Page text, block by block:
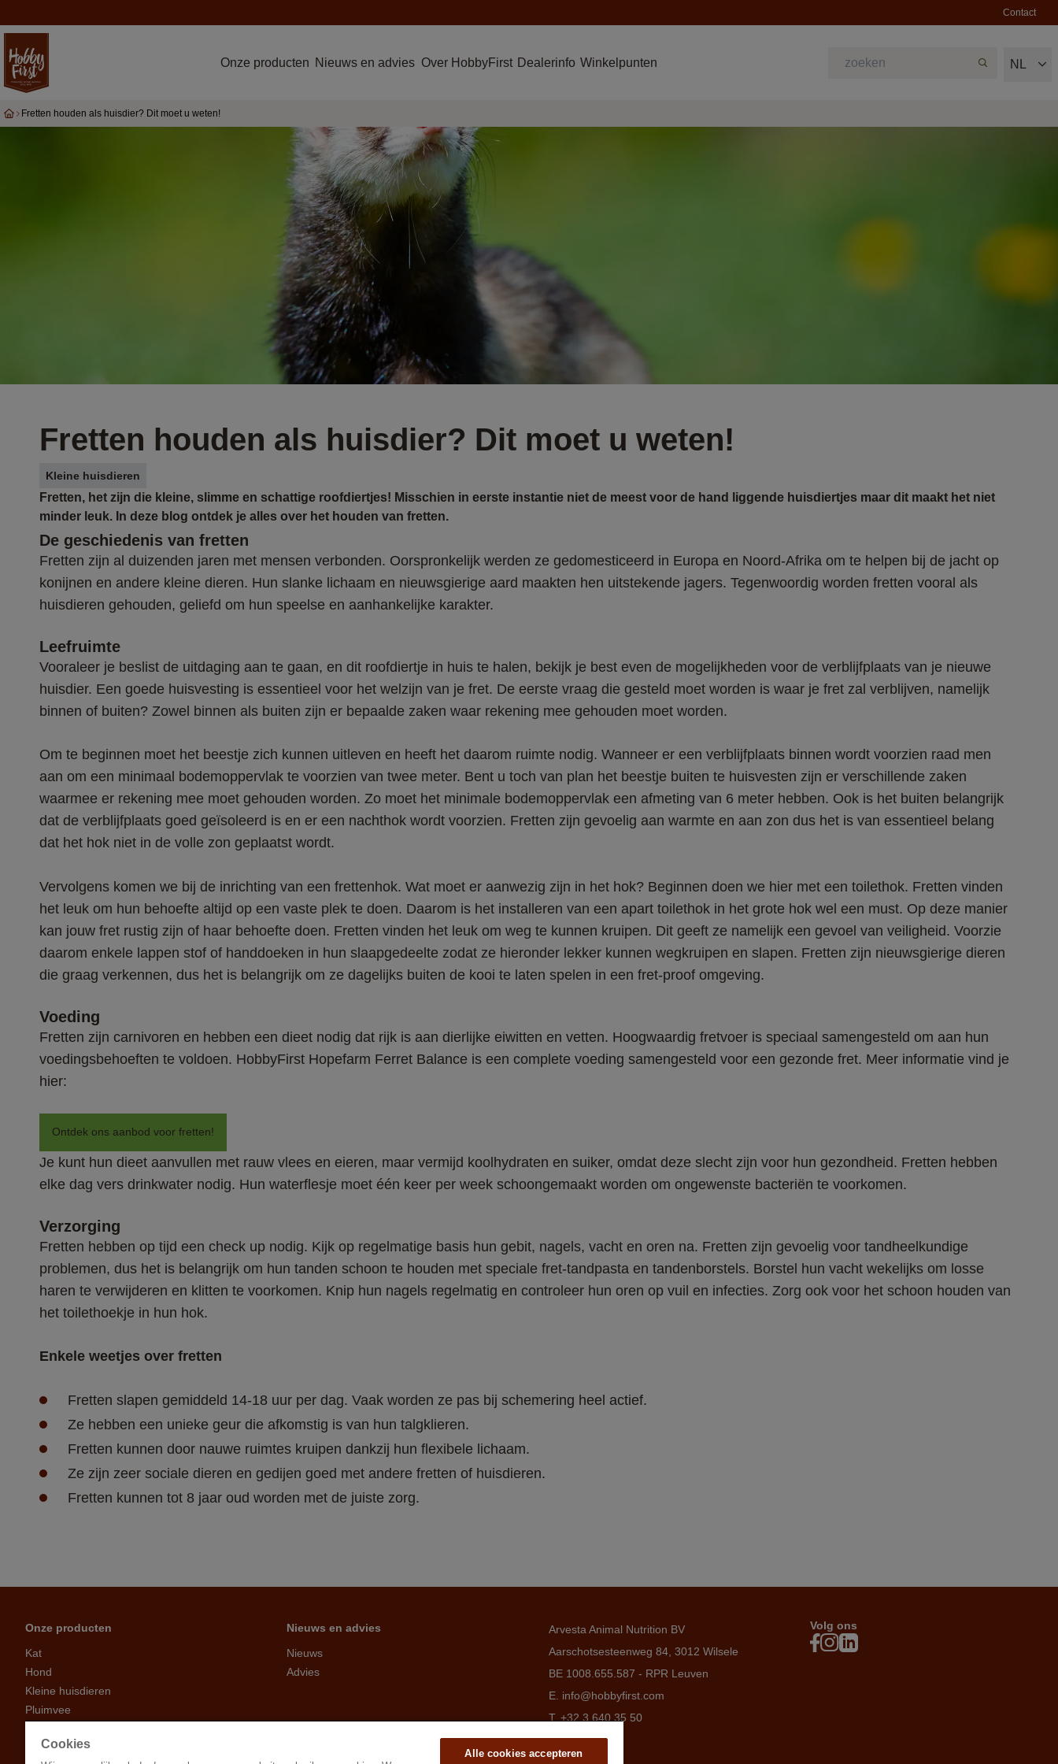
Contact
Onze producten Nieuws en advies Over HobbyFirst Dealerinfo Winkelpunten NL
Fretten houden als huisdier? Dit moet u weten!
Fretten houden als huisdier? Dit moet u weten!
Kleine huisdieren
Fretten, het zijn die kleine, slimme en schattige roofdiertjes! Misschien in eerste instantie niet de meest voor de hand liggende huisdiertjes maar dit maakt het niet
minder leuk. In deze blog ontdek je alles over het houden van fretten.
De geschiedenis van fretten
Fretten zijn al duizenden jaren met mensen verbonden. Oorspronkelijk werden ze gedomesticeerd in Europa en Noord-Afrika om te helpen bij de jacht op
konijnen en andere kleine dieren. Hun slanke lichaam en nieuwsgierige aard maakten hen uitstekende jagers. Tegenwoordig worden fretten vooral als
huisdieren gehouden, geliefd om hun speelse en aanhankelijke karakter.
Leefruimte
Vooraleer je beslist de uitdaging aan te gaan, en dit roofdiertje in huis te halen, bekijk je best even de mogelijkheden voor de verblijfplaats van je nieuwe
huisdier. Een goede huisvesting is essentieel voor het welzijn van je fret. De eerste vraag die gesteld moet worden is waar je fret zal verblijven, namelijk
binnen of buiten? Zowel binnen als buiten zijn er bepaalde zaken waar rekening mee gehouden moet worden.
Om te beginnen moet het beestje zich kunnen uitleven en heeft het daarom ruimte nodig. Wanneer er een verblijfplaats binnen wordt voorzien raad men
aan om een minimaal bodemoppervlak te voorzien van twee meter. Bent u toch van plan het beestje buiten te huisvesten zijn er verschillende zaken
waarmee er rekening mee moet gehouden worden. Zo moet het minimale bodemoppervlak een afmeting van 6 meter hebben. Ook is het buiten belangrijk
dat de verblijfplaats goed geïsoleerd is en er een nachthok wordt voorzien. Fretten zijn gevoelig aan warmte en aan zon dus het is van essentieel belang
dat het hok niet in de volle zon geplaatst wordt.
Vervolgens komen we bij de inrichting van een frettenhok. Wat moet er aanwezig zijn in het hok? Beginnen doen we hier met een toilethok. Fretten vinden
het leuk om hun behoefte altijd op een vaste plek te doen. Daarom is het installeren van een apart toilethok in het grote hok wel een must. Op deze manier
kan jouw fret rustig zijn of haar behoefte doen. Fretten vinden het leuk om weg te kunnen kruipen. Dit geeft ze namelijk een gevoel van veiligheid. Voorzie
daarom enkele lappen stof of handdoeken in hun slaapgedeelte zodat ze hieronder lekker kunnen wegkruipen en slapen. Fretten zijn nieuwsgierige dieren
die graag verkennen, dus het is belangrijk om ze dagelijks buiten de kooi te laten spelen in een fret-proof omgeving.
Voeding
Fretten zijn carnivoren en hebben een dieet nodig dat rijk is aan dierlijke eiwitten en vetten. Hoogwaardig fretvoer is speciaal samengesteld om aan hun
voedingsbehoeften te voldoen. HobbyFirst Hopefarm Ferret Balance is een complete voeding samengesteld voor een gezonde fret. Meer informatie vind je
hier:
Ontdek ons aanbod voor fretten!
Je kunt hun dieet aanvullen met rauw vlees en eieren, maar vermijd koolhydraten en suiker, omdat deze slecht zijn voor hun gezondheid. Fretten hebben
elke dag vers drinkwater nodig. Hun waterflesje moet één keer per week schoongemaakt worden om ongewenste bacteriën te voorkomen.
Verzorging
Fretten hebben op tijd een check up nodig. Kijk op regelmatige basis hun gebit, nagels, vacht en oren na. Fretten zijn gevoelig voor tandheelkundige
problemen, dus het is belangrijk om hun tanden schoon te houden met speciale fret-tandpasta en tandenborstels. Borstel hun vacht wekelijks om losse
haren te verwijderen en klitten te voorkomen. Knip hun nagels regelmatig en controleer hun oren op vuil en infecties. Zorg ook voor het schoon houden van
het toilethoekje in hun hok.
Enkele weetjes over fretten
Fretten slapen gemiddeld 14-18 uur per dag. Vaak worden ze pas bij schemering heel actief.
Ze hebben een unieke geur die afkomstig is van hun talgklieren.
Fretten kunnen door nauwe ruimtes kruipen dankzij hun flexibele lichaam.
Ze zijn zeer sociale dieren en gedijen goed met andere fretten of huisdieren.
Fretten kunnen tot 8 jaar oud worden met de juiste zorg.
Onze producten
Kat
Hond
Kleine huisdieren
Pluimvee
Vogels
Nieuws en advies
Nieuws
Advies
Arvesta Animal Nutrition BV
Aarschotsesteenweg 84, 3012 Wilsele
BE 1008.655.587 - RPR Leuven
E. info@hobbyfirst.com
T. +32 3 640 35 50
Volg ons
Cookies
Alle cookies accepteren